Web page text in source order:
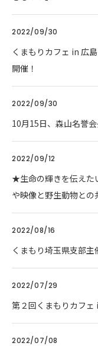
2022/09/30
くまもりカフェ in 広
開催！
2022/09/30
10月15日、森山名誉
2022/09/12
★生命の輝きを伝えた
や映像と野生動物との
2022/08/16
くまもり埼玉県支部主
2022/07/29
第２回くまもりカフェ
2022/07/08